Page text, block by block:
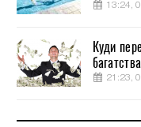
13:24,
Куди
багатства
21:23,